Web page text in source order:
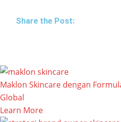
Share the Post:
Maklon Skincare dengan
Global
Learn More